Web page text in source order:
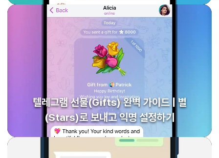
텔레그램 선물(Gifts) 완벽 가이드 | 별
(Stars)로 보내고 익명 설정하기